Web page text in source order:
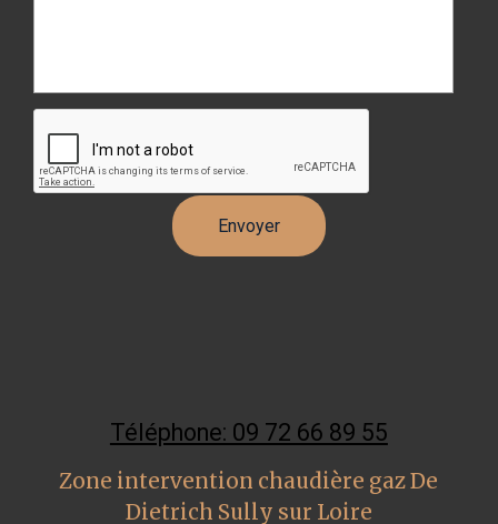
Téléphone: 09 72 66 89 55
Zone intervention chaudière gaz De
Dietrich Sully sur Loire